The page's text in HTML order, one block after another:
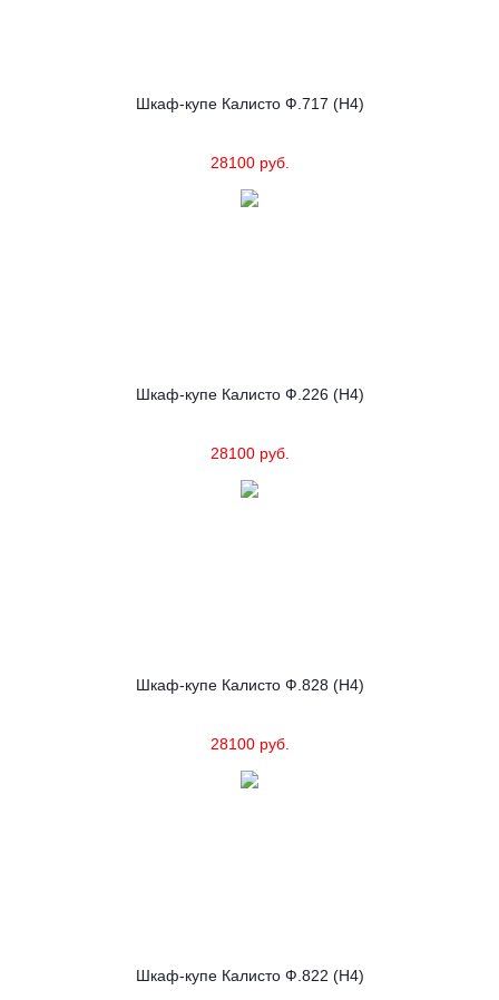
Шкаф-купе Калисто Ф.717 (Н4)
28100 руб.
Шкаф-купе Калисто Ф.226 (Н4)
28100 руб.
Шкаф-купе Калисто Ф.828 (Н4)
28100 руб.
Шкаф-купе Калисто Ф.822 (Н4)